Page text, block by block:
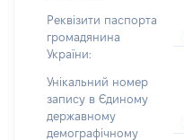
Реквізити паспорта
громадянина
України:
Унікальний номер
запису в Єдиному
державному
демографічному